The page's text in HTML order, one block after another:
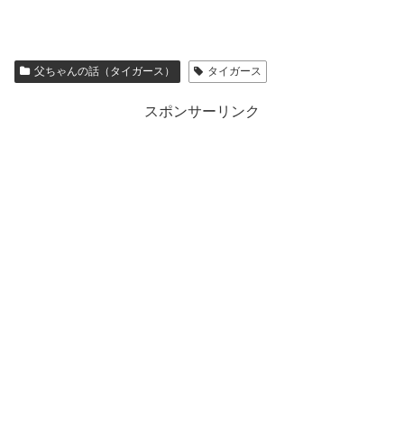
父ちゃんの話（タイガース） タイガース
スポンサーリンク